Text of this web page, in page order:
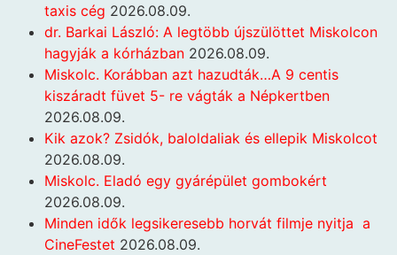
taxis cég 2026.08.09.
dr. Barkai László: A legtöbb újszülöttet Miskolcon
hagyják a kórházban 2026.08.09.
Miskolc. Korábban azt hazudták…A 9 centis
kiszáradt füvet 5- re vágták a Népkertben
2026.08.09.
Kik azok? Zsidók, baloldaliak és ellepik Miskolcot
2026.08.09.
Miskolc. Eladó egy gyárépület gombokért
2026.08.09.
Minden idők legsikeresebb horvát filmje nyitja a
CineFestet 2026.08.09.